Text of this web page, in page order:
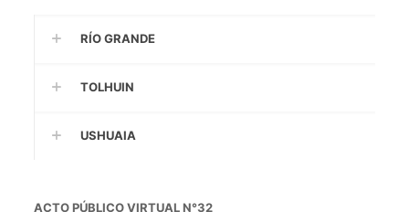
RÍO GRANDE
TOLHUIN
USHUAIA
ACTO PÚBLICO VIRTUAL N°32